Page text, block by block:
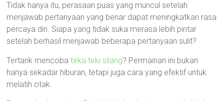
Tidak hanya itu, perasaan puas yang muncul setelah
menjawab pertanyaan yang benar dapat meningkatkan rasa
percaya diri. Siapa yang tidak suka merasa lebih pintar
setelah berhasil menjawab beberapa pertanyaan sulit?
Tertarik mencobateka teki silang? Permainan ini bukan
hanya sekadar hiburan, tetapi juga cara yang efektif untuk
melatih otak.